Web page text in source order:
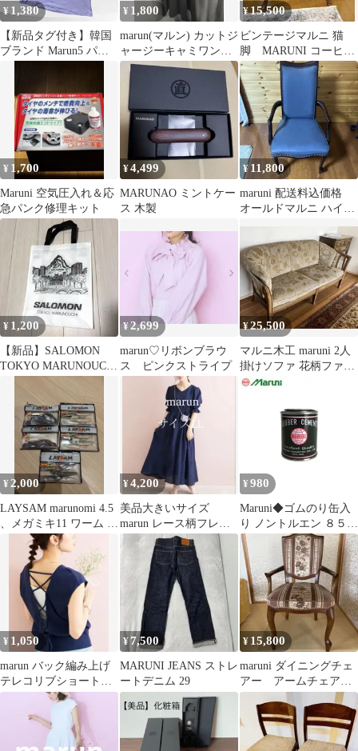
¥ 1,380
【新品タグ付き】韓国
ブランド Marun5 パッ
¥ 1,800
marun(マルン) カットジ
ャージーキャミワンピ
ース Lサイズ
¥15,500
ビンテージマルニ 猫
脚 MARUNI コーヒー
テーブル
¥ 1,700
Maruni 空気圧入れ＆応
急パンク修理キット
¥4,499
MARUNAO ミントケー
ス 木製
¥ 11,800
maruni 配送料込価格
オールドマルニ ハイバ
¥ 1,200
【新品】SALOMON
TOKYO MARUNOUCHI
¥2,699
marun♡リボンブラウ
ス ピンクストライプ
¥25,500
マルニ木工 maruni 2人
掛けソファ 花柄ファブ
リック
¥2,000
LAYSAM marunomi 4.5
、メガミキ11 ワーム 5
点セット
¥4,200
美品大きいサイズ
marun レース柄フレア
ワンピース XL
¥ 980
Maruni◆ゴムのり缶入
り ノントルエン ８５
ⅿⅼ
¥ 1,050
marun バック編み上げ
テレコリブショートト
ップス 大きいサイズ ネ
イビー4L
¥ 7,500
MARUNI JEANS ストレ
ートデニム 29
¥ 15,800
maruni ダイニングチェ
アー アームチェア
ー 肘付き椅子 猫足